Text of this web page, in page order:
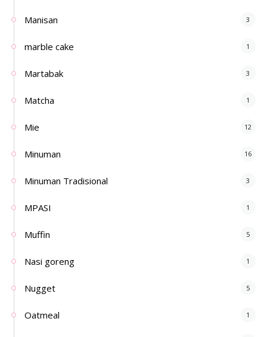
Manisan 3
marble cake 1
Martabak 3
Matcha 1
Mie 12
Minuman 16
Minuman Tradisional 3
MPASI 1
Muffin 5
Nasi goreng 1
Nugget 5
Oatmeal 1